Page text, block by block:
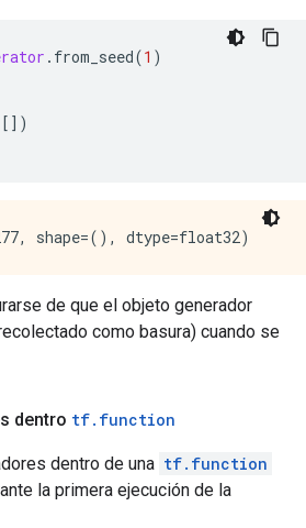
. from_seed(1 )
de que el objeto generador
como basura) cuando se
dentro tf. function
dentro de una tf.function
la primera ejecución de la